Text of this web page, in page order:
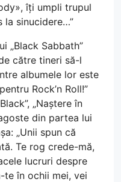
îți umpli trupul
la sinucidere…”
„Black Sabbath”
către tineri să-l
albumele lor este
Rock’n Roll!”
„Naștere în
din partea lui
„Unii spun că
Te rog crede-mă,
lucruri despre
în ochii mei, vei